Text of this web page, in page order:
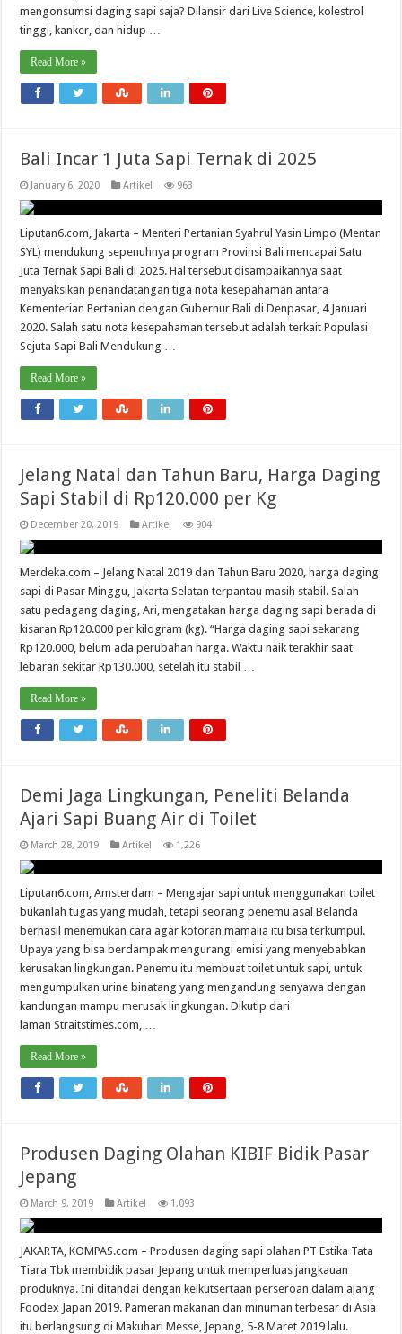
mengonsumsi daging sapi saja? Dilansir dari Live Science, kolestrol
tinggi, kanker, dan hidup …
Read More »
Bali Incar 1 Juta Sapi Ternak di 2025
January 6, 2020 Artikel 963
Liputan6.com, Jakarta – Menteri Pertanian Syahrul Yasin Limpo (Mentan
SYL) mendukung sepenuhnya program Provinsi Bali mencapai Satu
Juta Ternak Sapi Bali di 2025. Hal tersebut disampaikannya saat
menyaksikan penandatangan tiga nota kesepahaman antara
Kementerian Pertanian dengan Gubernur Bali di Denpasar, 4 Januari
2020. Salah satu nota kesepahaman tersebut adalah terkait Populasi
Sejuta Sapi Bali Mendukung …
Read More »
Jelang Natal dan Tahun Baru, Harga Daging
Sapi Stabil di Rp120.000 per Kg
December 20, 2019 Artikel 904
Merdeka.com – Jelang Natal 2019 dan Tahun Baru 2020, harga daging
sapi di Pasar Minggu, Jakarta Selatan terpantau masih stabil. Salah
satu pedagang daging, Ari, mengatakan harga daging sapi berada di
kisaran Rp120.000 per kilogram (kg). “Harga daging sapi sekarang
Rp120.000, belum ada perubahan harga. Waktu naik terakhir saat
lebaran sekitar Rp130.000, setelah itu stabil …
Read More »
Demi Jaga Lingkungan, Peneliti Belanda
Ajari Sapi Buang Air di Toilet
March 28, 2019 Artikel 1,226
Liputan6.com, Amsterdam – Mengajar sapi untuk menggunakan toilet
bukanlah tugas yang mudah, tetapi seorang penemu asal Belanda
berhasil menemukan cara agar kotoran mamalia itu bisa terkumpul.
Upaya yang bisa berdampak mengurangi emisi yang menyebabkan
kerusakan lingkungan. Penemu itu membuat toilet untuk sapi, untuk
mengumpulkan urine binatang yang mengandung senyawa dengan
kandungan mampu merusak lingkungan. Dikutip dari
laman Straitstimes.com, …
Read More »
Produsen Daging Olahan KIBIF Bidik Pasar
Jepang
March 9, 2019 Artikel 1,093
JAKARTA, KOMPAS.com – Produsen daging sapi olahan PT Estika Tata
Tiara Tbk membidik pasar Jepang untuk memperluas jangkauan
produknya. Ini ditandai dengan keikutsertaan perseroan dalam ajang
Foodex Japan 2019. Pameran makanan dan minuman terbesar di Asia
itu berlangsung di Makuhari Messe, Jepang, 5-8 Maret 2019 lalu.